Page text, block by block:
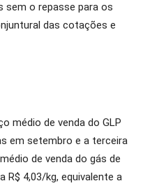
sem o repasse para os
das cotações e
médio de venda do GLP
em setembro e a terceira
de venda do gás de
R$ 4,03/kg, equivalente a